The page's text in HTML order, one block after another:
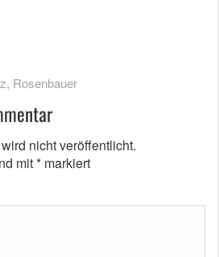
, Rosenbauer
nicht veröffentlicht.
mit* markiert